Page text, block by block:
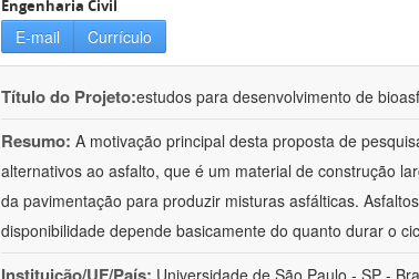
Engenharia Civil
E-mail Currículo
Título do Projeto:estudos para desenvolvimento de
Resumo: A motivação principal desta proposta de
alternativos ao asfalto, que é um material de construção
da pavimentação para produzir misturas asfálticas.
disponibilidade depende basicamente do quanto durar o